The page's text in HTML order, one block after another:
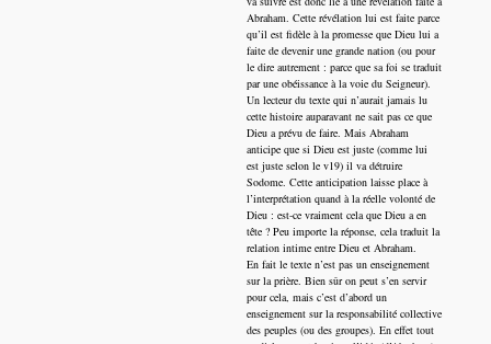
Abraham. Cette révélation lui est faite parce
qu’il est fidèle à la promesse que Dieu lui a
faite de devenir une grande nation (ou pour
le dire autrement : parce que sa foi se traduit
par une obéissance à la voie du Seigneur).
Un lecteur du texte qui n’aurait jamais lu
cette histoire auparavant ne sait pas ce que
Dieu a prévu de faire. Mais Abraham
anticipe que si Dieu est juste (comme lui
est juste selon le v19) il va détruire
Sodome. Cette anticipation laisse place à
l’interprétation quand à la réelle volonté de
Dieu : est-ce vraiment cela que Dieu a en
tête ? Peu importe la réponse, cela traduit la
relation intime entre Dieu et Abraham.
En fait le texte n’est pas un enseignement
sur la prière. Bien sûr on peut s’en servir
pour cela, mais c’est d’abord un
enseignement sur la responsabilité collective
des peuples (ou des groupes). En effet tout